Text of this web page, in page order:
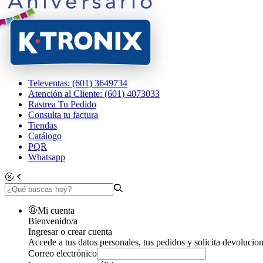
Televentas: (601) 3649734
Atención al Cliente: (601) 4073033
Rastrea Tu Pedido
Consulta tu factura
Tiendas
Catálogo
PQR
Whatsapp
Mi cuenta
Bienvenido/a
Ingresar o crear cuenta
Accede a tus datos personales, tus pedidos y solicita
Correo electrónico